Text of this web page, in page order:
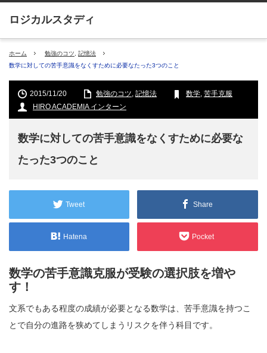
ホーム 勉強のコツ
記憶法
数学に対しての苦手意識をなくすために必要なたった3つのこと
2015/11/20 勉強のコツ, 記憶法 数学, 苦手克服
HIRO ACADEMIA インターン
数学に対しての苦手意識をなくすために必要な
たった3つのこと
Tweet Share
Hatena Pocket
数学の苦手意識克服が受験の選択肢を増や
す！
文系でもある程度の成績が必要となる数学は、苦手意識を持つこ
とで自分の進路を狭めてしまうリスクを伴う科目です。